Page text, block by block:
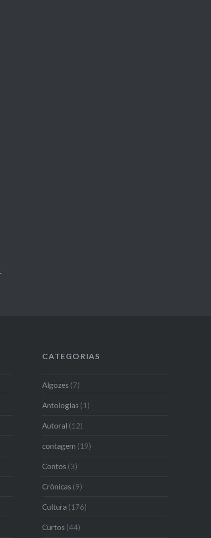
.
CATEGORIAS
Algozes (7)
Antologias (1)
Autoral (12)
contagem (19)
Contos (3)
Crônicas (9)
Cultura (176)
Curtos (44)